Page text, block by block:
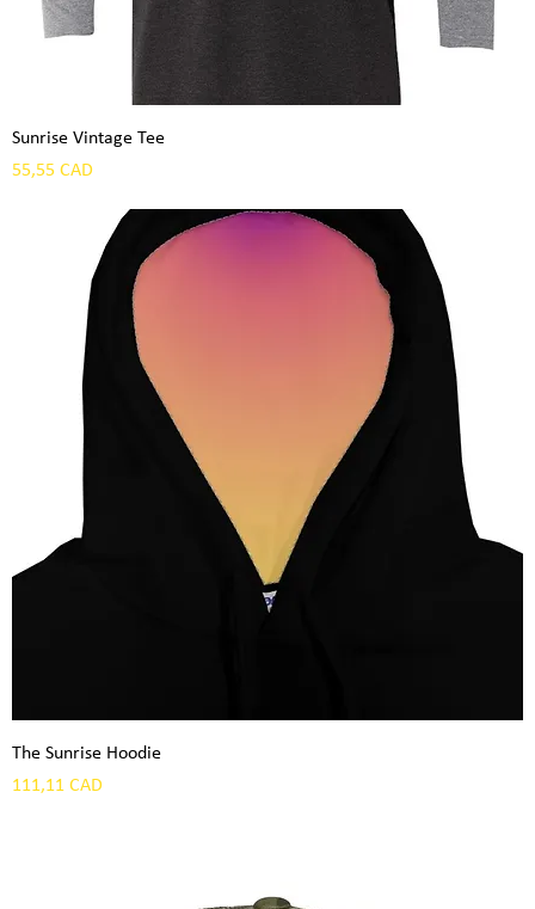
Sunrise Vintage Tee
Precio
55,55 CAD
The Sunrise Hoodie
Precio
111,11 CAD